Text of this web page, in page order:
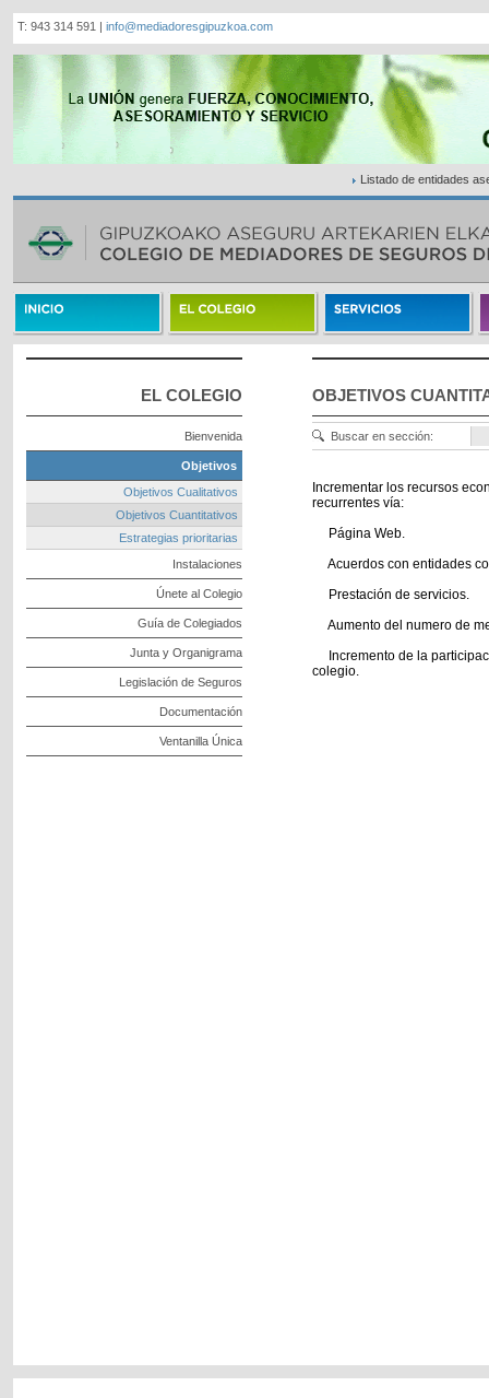
T: 943 314 591 | info@mediadoresgipuzkoa.com
Listado de entidades
EL COLEGIO
Bienvenida
Objetivos
Objetivos Cualitativos
Objetivos Cuantitativos
Estrategias prioritarias
Instalaciones
Únete al Colegio
Guía de Colegiados
Junta y Organigrama
Legislación de Seguros
Documentación
Ventanilla Única
OBJETIVOS
Buscar en sección:
Incrementar los recursos
recurrentes vía:
Página Web.
Acuerdos con entidades
Prestación de servicios.
Aumento del numero de
Incremento de la
colegio.